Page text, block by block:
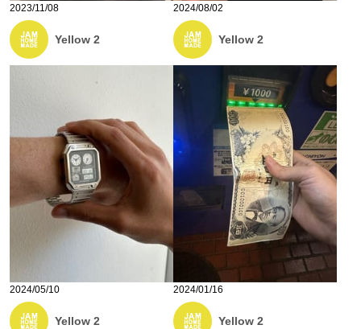
2023/11/08
Yellow 2
2024/08/02
Yellow 2
2024/05/10
Yellow 2
2024/01/16
Yellow 2